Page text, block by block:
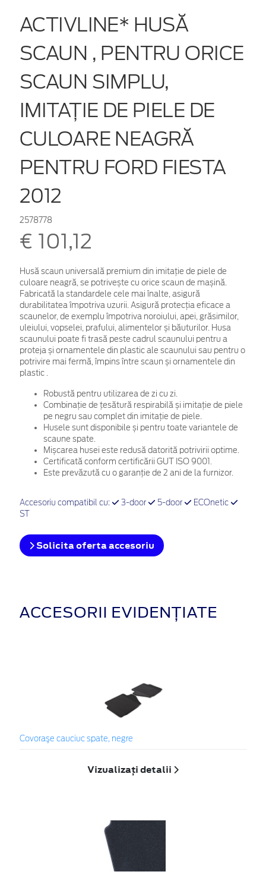
ACTIVLINE* HUSĂ
SCAUN , PENTRU ORICE
SCAUN SIMPLU,
IMITAȚIE DE PIELE DE
CULOARE NEAGRĂ
PENTRU FORD FIESTA
2012
2578778
€ 101,12
Husă scaun universală premium din imitație de piele de
culoare neagră, se potrivește cu orice scaun de mașină.
Fabricată la standardele cele mai înalte, asigură
durabilitatea împotriva uzurii. Asigură protecția eficace a
scaunelor, de exemplu împotriva noroiului, apei, grăsimilor,
uleiului, vopselei, prafului, alimentelor și băuturilor. Husa
scaunului poate fi trasă peste cadrul scaunului pentru a
proteja și ornamentele din plastic ale scaunului sau pentru o
potrivire mai fermă, împins între scaun și ornamentele din
plastic
Robustă pentru utilizarea de zi cu zi.
Combinație de țesătură respirabilă și imitație de piele
pe negru sau complet din imitație de piele.
Husele sunt disponibile și pentru toate variantele de
scaune spate.
Mișcarea husei este redusă datorită potrivirii optime.
Certificată conform certificării GUT ISO 9001.
Este prevăzută cu o garanție de 2 ani de la furnizor.
Accesoriu compatibil cu: 3-door 5-door
ECOnetic
ST
Solicita oferta accesoriu
ACCESORII EVIDENȚIATE
Covoraşe cauciuc spate, negre
Vizualizați detalii